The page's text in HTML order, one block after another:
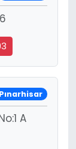
Pınarhisar
A